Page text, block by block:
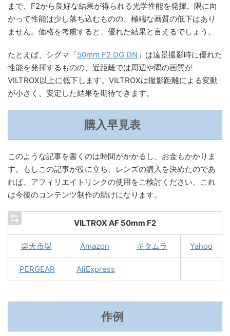
まで、F2から良好な結果が得られる光学性能を発揮。隅に向
かって性能は少し落ち込むものの、極端な画質の低下はあり
ません。価格を考慮すると、優れた結果と言えるでしょう。
たとえば、シグマ「50mm F2 DG DN 」は遠景撮影時に優れた
性能を発揮するものの、近距離では周辺や隅の画質が
VILTROX以上に低下します。VILTROXは撮影距離による変動
が小さく、安定した結果を期待できます。
購入早見表
このような記事を書くのは時間がかかるし、お金もかかりま
す。もしこの記事が役に立ち、レンズの購入を決めたのであ
れば、アフィリエイトリンクの使用をご検討ください。これ
は今後のコンテンツ制作の助けになります。
VILTROX AF 50mm F2
楽天市場 Amazon キタムラ Yahoo
PERGEAR AliExpress
作例